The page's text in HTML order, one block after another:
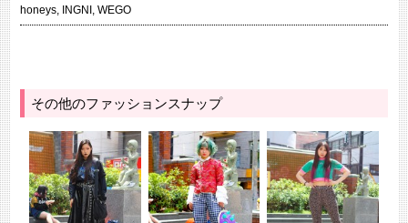
honeys, INGNI , WEGO
その他のファッションスナップ